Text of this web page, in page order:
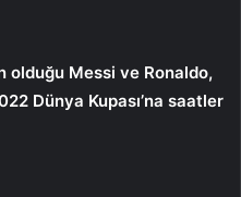
Messi ve Ronaldo,
Dünya Kupası’na saatler